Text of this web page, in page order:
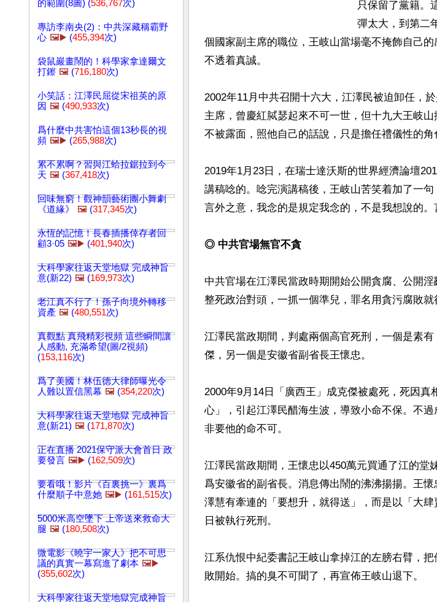
的範圍(8圖) (536,767次)
專訪李南央(2)：中共深藏稱霸野
心 🖼️▶️ (455,394次)
袋鼠巖畫鬧的！科學家拿達爾文
打鑔 🖼️ (716,180次)
小笑話：江澤民屈從宋祖英的原
因 🖼️ (490,933次)
爲什麼中共害怕這個13秒長的視
頻 🖼️▶️ (265,988次)
累不累啊？習與江蛤拉鋸拉到今
天 🖼️ (367,418次)
回味無窮！觀神韻藝術團小舞劇
《道緣》
🖼️ (317,345次)
永恆的記憶！長春插播倖存者回
顧3·05 🖼️▶️ (401,940次)
大科學家往返天堂地獄 完成神旨
意(新22) 🖼️ (169,973次)
老江真不行了！孫子向境外轉移
資產 🖼️ (480,551次)
真觀點 真飛精彩視頻 這些瞬間讓
人感動, 充滿希望(圖/2視頻)
(153,116次)
爲了美國！林伍德大律師曝光令
人難以置信黑幕 🖼️ (354,220次)
大科學家往返天堂地獄 完成神旨
意(新21) 🖼️ (171,870次)
正在直播 2021保守派大會首日 政
要發言 🖼️▶️ (162,509次)
要看哦！影片《百裏挑一》裏爲
什麼順子中意她 🖼️▶️ (161,515次)
5000米高空墜下 上帝送來救命大
腿 🖼️ (180,508次)
微電影《曉宇一家人》把不可思
議的真實一幕寫進了劇本 🖼️▶️
(355,602次)
大科學家往返天堂地獄完成神旨
只保留了黨籍。
彈太大，到第二
個國家副主席的職位，王岐山當場毫不掩飾自己
不透着真誠。
2002年11月中共召開十六大，江澤民被迫卸任，
主席，曾慶紅脦瑟起來不可一世，但十九大王岐
不被露面，照他自己的話說，只是擔任禮儀性的角
2019年1月23日，在瑞士達沃斯的世界經濟論壇
講稿唸的。唸完演講稿後，王岐山苦笑着加了一
言外之意，我念的是規定我念的，不是我想說的。
◎ 中共官場無官不貪
中共官場在江澤民當政時期開始公開貪腐、公開
整死政治對頭，一抓一個準兒，罪名用貪污腐敗就
江澤民當政期間，判處兩個高官死刑，一個是素
傑，另一個是安徽省副省長王懷忠。
2000年9月14日「廣西王」成克傑被處死，死因真
心」，引起江澤民醋海生波，導致小命不保。不
非要他的命不可。
江澤民當政期間，王懷忠以450萬元買通了江的堂
爲安徽省的副省長。消息傳出鬧的沸沸揚揚。王
澤慧有牽連的「要想升，就得送」，而是以「大
日被執行死刑。
江系仇恨中紀委書記王岐山拿掉江的左膀右臂，
敗開始。搞的臭不可聞了，再宣佈王岐山退下。